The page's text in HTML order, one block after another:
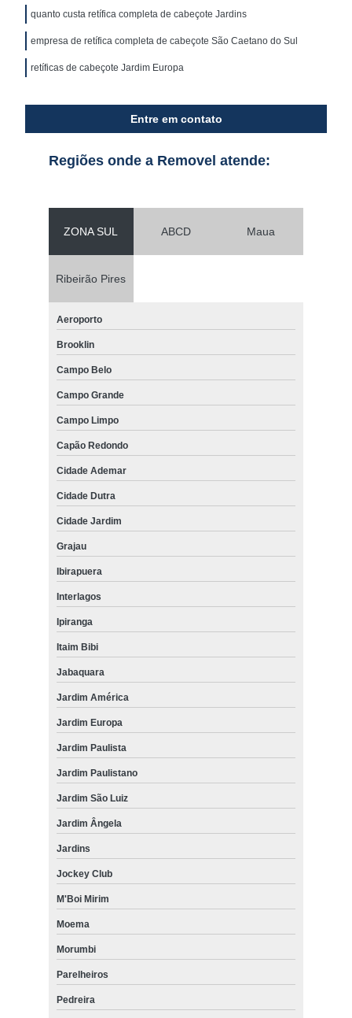
quanto custa retífica completa de cabeçote Jardins
empresa de retífica completa de cabeçote São Caetano do Sul
retíficas de cabeçote Jardim Europa
Entre em contato
Regiões onde a Removel atende:
ZONA SUL ABCD Maua
Ribeirão Pires
Aeroporto
Brooklin
Campo Belo
Campo Grande
Campo Limpo
Capão Redondo
Cidade Ademar
Cidade Dutra
Cidade Jardim
Grajau
Ibirapuera
Interlagos
Ipiranga
Itaim Bibi
Jabaquara
Jardim América
Jardim Europa
Jardim Paulista
Jardim Paulistano
Jardim São Luiz
Jardim Ângela
Jardins
Jockey Club
M'Boi Mirim
Moema
Morumbi
Parelheiros
Pedreira